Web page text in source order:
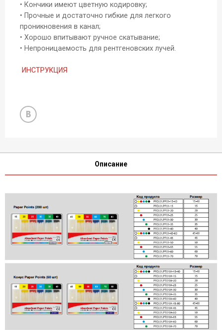
• Кончики имеют цветную кодировку;
• Прочные и достаточно гибкие для легкого
проникновения в канал;
• Хорошо впитывают ручное скатывание;
• Непроницаемость для рентгеновских лучей.
ИНСТРУКЦИЯ
Описание